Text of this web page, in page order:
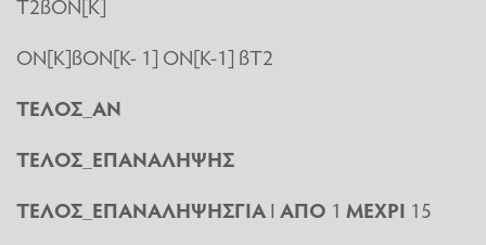
ΟΝ[Κ]ßΟΝ[Κ- 1] ΟΝ[Κ-1] ßΤ2
ΤΕΛΟΣ_ΑΝ
ΤΕΛΟΣ_ΕΠΑΝΑΛΗΨΗΣ
ΤΕΛΟΣ_ΕΠΑΝΑΛΗΨΗΣΓΙΑΙ ΑΠΟ 1 ΜΕΧΡΙ 15